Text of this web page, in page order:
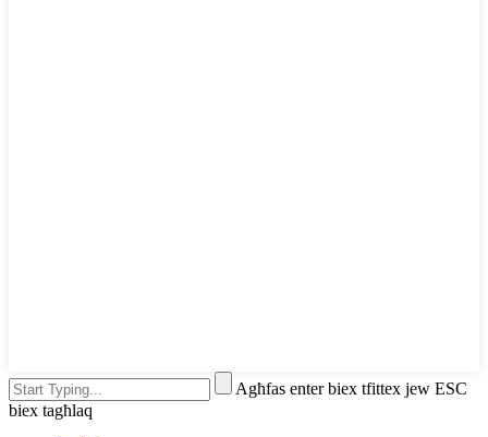
Agħfas enter biex tfittex jew ESC
biex tagħlaq